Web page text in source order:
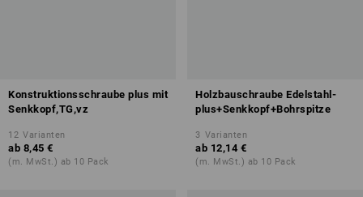
Konstruktionsschraube plus mit
Senkkopf,TG,vz
12 Varianten
ab 8,45 €
(m. MwSt.) ab 10 Pack
Holzbauschraube Edelstahl-
plus+Senkkopf+Bohrspitze
3 Varianten
ab 12,14 €
(m. MwSt.) ab 10 Pack